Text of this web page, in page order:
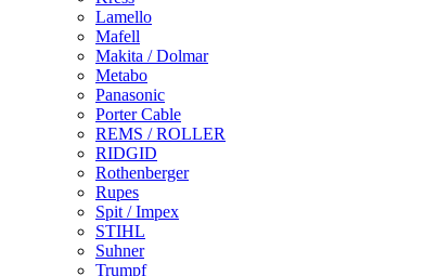
Lamello
Mafell
Makita / Dolmar
Metabo
Panasonic
Porter Cable
REMS / ROLLER
RIDGID
Rothenberger
Rupes
Spit / Impex
STIHL
Suhner
Trumpf